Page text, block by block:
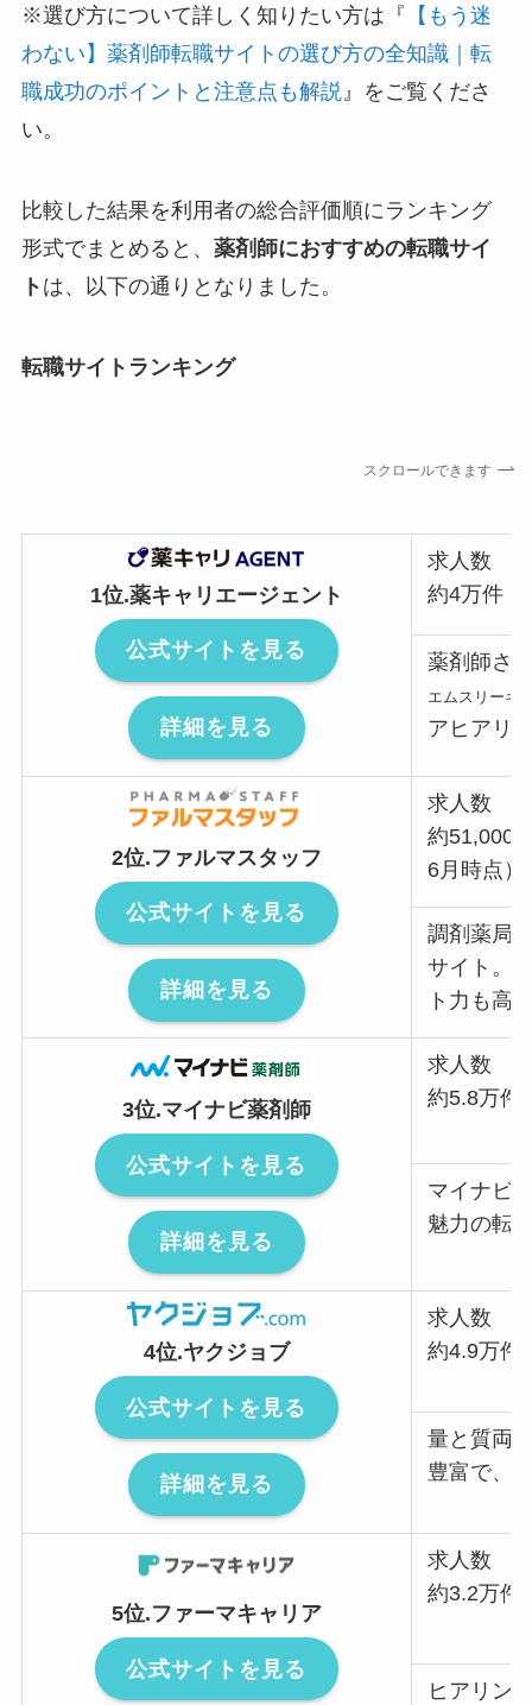
※選び方について詳しく知りたい方は『 【もう迷
わない】薬剤師転職サイトの選び方の全知識｜転
職成功のポイントと注意点も解説 』をご覧くださ
い。
比較した結果を利用者の総合評価順にランキング
形式でまとめると、 薬剤師におすすめの転職サイ
ト は、以下の通りとなりました。
転職サイトランキング
スクロールできます
1位.薬キャリエージェント
公式サイトを見る
詳細を見る
求人数
約4万件
薬剤師さ
エムスリーキ
アヒアリ
2位.ファルマスタッフ
公式サイトを見る
詳細を見る
求人数
約51,000
6月時点）
調剤薬局
サイト。
ト力も高
3位.マイナビ薬剤師
公式サイトを見る
詳細を見る
求人数
約5.8万件
マイナビ
魅力の転
4位.ヤクジョブ
公式サイトを見る
詳細を見る
求人数
約4.9万件
量と質両
豊富で、
5位.ファーマキャリア
公式サイトを見る
求人数
約3.2万件
ヒアリン